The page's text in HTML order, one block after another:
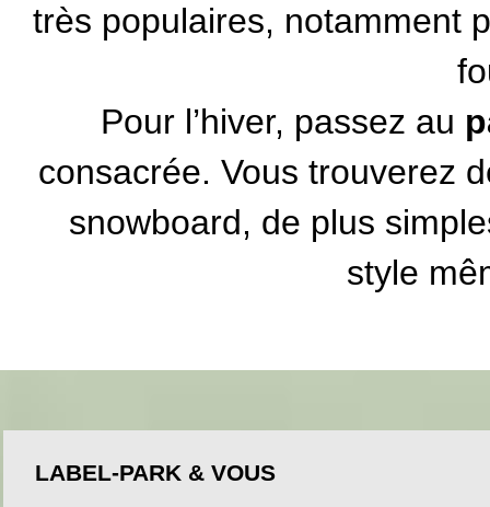
très populaires, notamment
Pour l’hiver, passez au
consacrée. Vous trouverez
snowboard, de plus
style
LABEL-PARK & VOUS